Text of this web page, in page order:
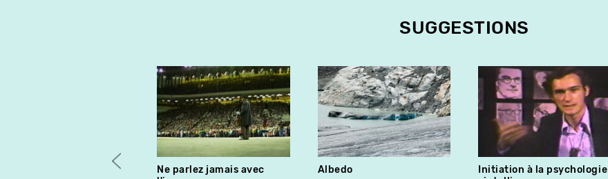
SUGGESTIONS
Ne parlez jamais avec
Albedo
Initiation à la psychologie